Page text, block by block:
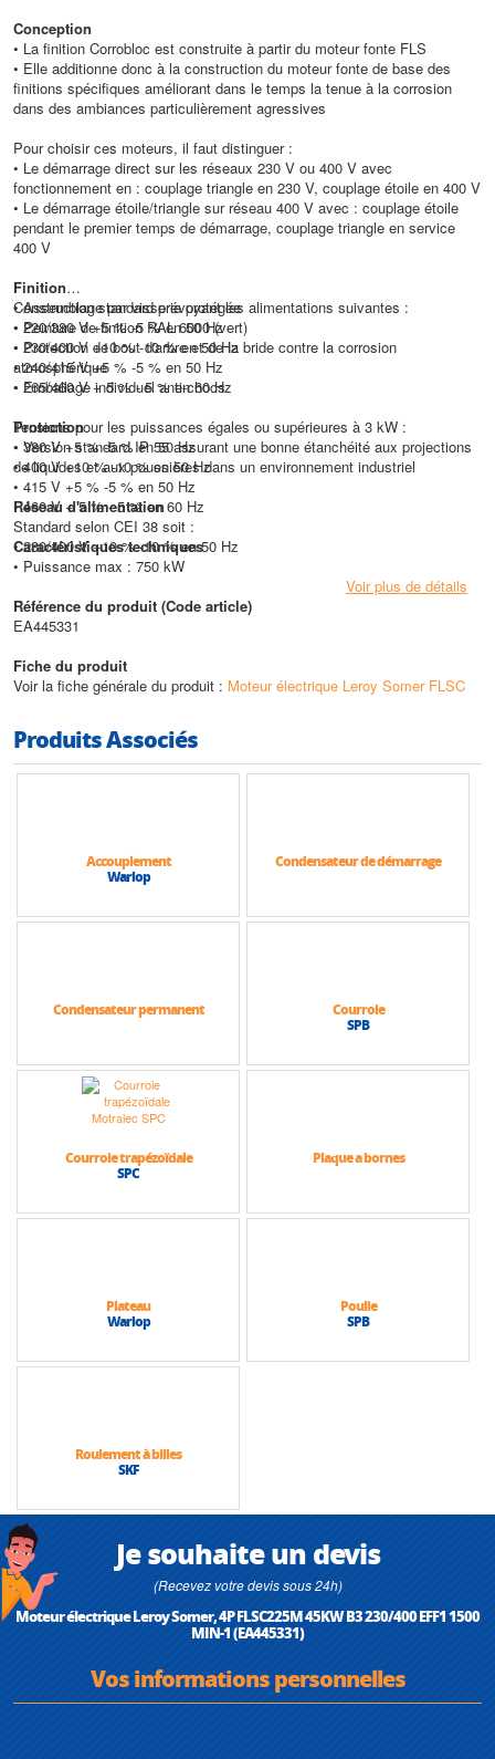
Conception
• La finition Corrobloc est construite à partir du moteur fonte FLS
• Elle additionne donc à la construction du moteur fonte de base des
finitions spécifiques améliorant dans le temps la tenue à la corrosion
dans des ambiances particulièrement agressives
Pour choisir ces moteurs, il faut distinguer :
• Le démarrage direct sur les réseaux 230 V ou 400 V avec
fonctionnement en : couplage triangle en 230 V, couplage étoile en 400 V
• Le démarrage étoile/triangle sur réseau 400 V avec : couplage étoile
pendant le premier temps de démarrage, couplage triangle en service
400 V
Finition
• Assemblage par visserie protégée
• Peinture de finition RAL 6000 (vert)
• Protection de bout d'arbre et de la bride contre la corrosion
atmosphérique
• Emballage individuel anti-chocs
Protection
• Version standard IP 55 assurant une bonne étanchéité aux projections
de liquides et aux poussières dans un environnement industriel
Réseau d'alimentation
Standard selon CEI 38 soit :
• 230/400 V +10 % -10 % en 50 Hz
Construction standard prévoyant les alimentations suivantes :
• 220/380 V +5 % -5 % en 50 Hz
• 230/400 V +10 % -10 % en 50 Hz
• 240/415 V +5 % -5 % en 50 Hz
• 265/460 V + 5 % - 5 % en 60 Hz
Tensions pour les puissances égales ou supérieures à 3 kW :
• 380 V +5 % -5 % en 50 Hz
• 400 V +10 % -10 % en 50 Hz
• 415 V +5 % -5 % en 50 Hz
• 460 V + 5 % - 5 % en 60 Hz
Caractéristiques techniques
• Puissance max : 750 kW
Voir plus de détails
Référence du produit (Code article)
EA445331
Fiche du produit
Voir la fiche générale du produit : Moteur électrique Leroy Somer FLSC
Produits Associés
Accouplement
Warlop
Condensateur de démarrage
Condensateur permanent
Courroie
SPB
Courroie trapézoïdale
SPC
Plaque a bornes
Plateau
Warlop
Poulie
SPB
Roulement à billes
SKF
Je souhaite un devis
(Recevez votre devis sous 24h)
Moteur électrique Leroy Somer, 4P FLSC225M 45KW B3 230/400 EFF1 1500
MIN-1 (EA445331)
Vos informations personnelles